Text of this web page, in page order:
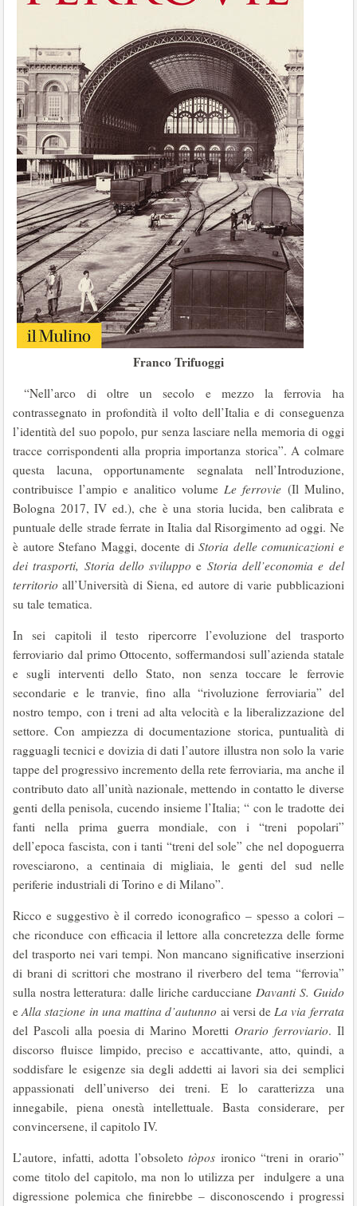
Franco Trifuoggi
“Nell’arco di oltre un secolo e mezzo la ferrovia ha
contrassegnato in profondità il volto dell’Italia e di conseguenza
l’identità del suo popolo, pur senza lasciare nella memoria di oggi
tracce corrispondenti alla propria importanza storica”. A colmare
questa lacuna, opportunamente segnalata nell’Introduzione,
contribuisce l’ampio e analitico volumeLe ferrovie (Il Mulino,
Bologna 2017, IV ed.), che è una storia lucida, ben calibrata e
puntuale delle strade ferrate in Italia dal Risorgimento ad oggi. Ne
è autore Stefano Maggi, docente diStoria delle comunicazioni e
dei trasporti, Storia dello sviluppoe Storia dell’economia e del
territorioall’Università di Siena, ed autore di varie pubblicazioni
su tale tematica.
In sei capitoli il testo ripercorre l’evoluzione del trasporto
ferroviario dal primo Ottocento, soffermandosi sull’azienda statale
e sugli interventi dello Stato, non senza toccare le ferrovie
secondarie e le tranvie, fino alla “rivoluzione ferroviaria” del
nostro tempo, con i treni ad alta velocità e la liberalizzazione del
settore. Con ampiezza di documentazione storica, puntualità di
ragguagli tecnici e dovizia di dati l’autore illustra non solo la varie
tappe del progressivo incremento della rete ferroviaria, ma anche il
contributo dato all’unità nazionale, mettendo in contatto le diverse
genti della penisola, cucendo insieme l’Italia; “ con le tradotte dei
fanti nella prima guerra mondiale, con i “treni popolari”
dell’epoca fascista, con i tanti “treni del sole” che nel dopoguerra
rovesciarono, a centinaia di migliaia, le genti del sud nelle
periferie industriali di Torino e di Milano”.
Ricco e suggestivo è il corredo iconografico – spesso a colori –
che riconduce con efficacia il lettore alla concretezza delle forme
del trasporto nei vari tempi. Non mancano significative inserzioni
di brani di scrittori che mostrano il riverbero del tema “ferrovia”
sulla nostra letteratura: dalle liriche carduccianeDavanti S. Guido
eAlla stazione in una mattina d’autunno ai versi deLa via ferrata
del Pascoli alla poesia di Marino Moretti Orario ferroviario. Il
discorso fluisce limpido, preciso e accattivante, atto, quindi, a
soddisfare le esigenze sia degli addetti ai lavori sia dei semplici
appassionati dell’universo dei treni. E lo caratterizza una
innegabile, piena onestà intellettuale. Basta considerare, per
convincersene, il capitolo IV.
L’autore, infatti, adotta l’obsoletotòpos ironico “treni in orario”
come titolo del capitolo, ma non lo utilizza per indulgere a una
digressione polemica che finirebbe – disconoscendo i progressi